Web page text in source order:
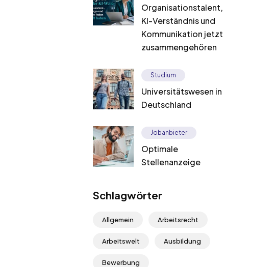
Organisationstalent,
KI-Verständnis und
Kommunikation jetzt
zusammengehören
Studium
Universitätswesen in
Deutschland
Jobanbieter
Optimale
Stellenanzeige
Schlagwörter
Allgemein Arbeitsrecht
Arbeitswelt Ausbildung
Bewerbung